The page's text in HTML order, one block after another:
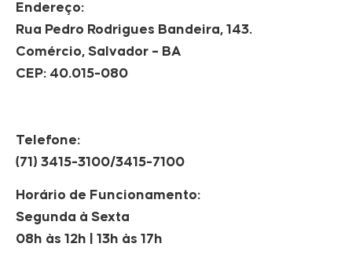
Endereço:
Rua Pedro Rodrigues Bandeira, 143.
Comércio, Salvador – BA
CEP: 40.015-080
Telefone:
(71) 3415-3100/3415-7100
Horário de Funcionamento:
Segunda à Sexta
08h às 12h | 13h às 17h